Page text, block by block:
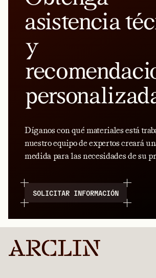
asistencia
y
Díganos con qué materiales está
nuestro equipo de expertos creará
medida para las necesidades de su
SOLICITAR INFORMACIÓN